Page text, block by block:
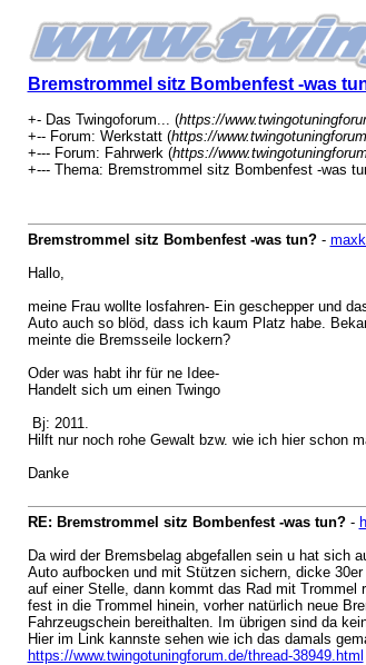
Bremstrommel sitz Bombenfest -was
+- Das Twingoforum... (https://
+-- Forum: Werkstatt (https://
+--- Forum: Fahrwerk (https://
+--- Thema: Bremstrommel sitz Bombenfest -was
Bremstrommel sitz Bombenfest -was tun?-
Hallo,
meine Frau wollte losfahren- Ein geschepper und
Auto auch so blöd, dass ich kaum Platz habe.
meinte die Bremsseile lockern?
Oder was habt ihr für ne Idee-
Handelt sich um einen Twingo
Bj: 2011.
Hilft nur noch rohe Gewalt bzw. wie ich hier schon
Danke
RE: Bremstrommel sitz Bombenfest -was tun?-
Da wird der Bremsbelag abgefallen sein u hat sich
Auto aufbocken und mit Stützen sichern, dicke
auf einer Stelle, dann kommt das Rad mit Trommel
fest in die Trommel hinein, vorher natürlich neue
Fahrzeugschein bereithalten. Im übrigen sind da
Hier im Link kannste sehen wie ich das damals
https://www.twingotuningforum.de/thread-38949.html